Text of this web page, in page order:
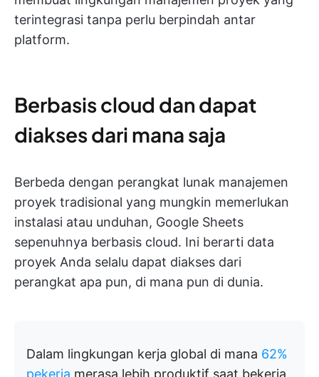
terintegrasi tanpa perlu berpindah antar
platform.
Berbasis cloud dan dapat
diakses dari mana saja
Berbeda dengan perangkat lunak manajemen
proyek tradisional yang mungkin memerlukan
instalasi atau unduhan, Google Sheets
sepenuhnya berbasis cloud. Ini berarti data
proyek Anda selalu dapat diakses dari
perangkat apa pun, di mana pun di dunia.
Dalam lingkungan kerja global di mana 62%
pekerja merasa lebih produktif saat bekerja